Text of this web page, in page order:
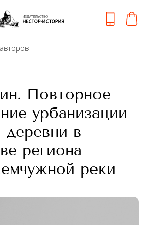
Повторное
урбанизации
деревни в
региона
реки